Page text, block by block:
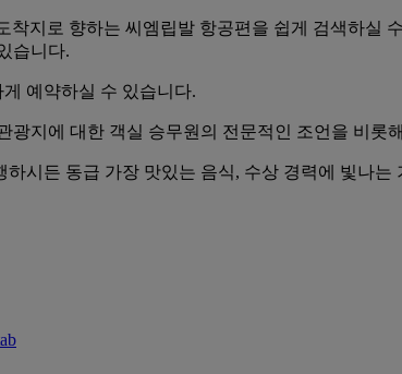
착지로 향하는 씨엠립발 항공편을 쉽게 검색하
습니다.
예약하실 수 있습니다.
광지에 대한 객실 승무원의 전문적인 조언을 비
시든 동급 가장 맛있는 음식, 수상 경력에 빛나